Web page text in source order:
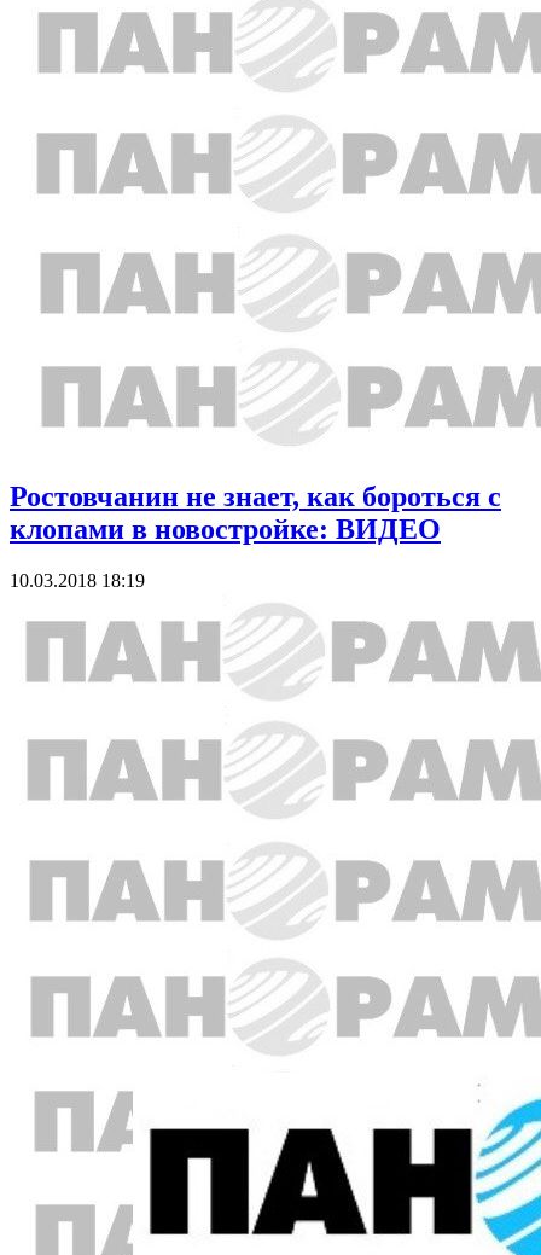
Ростовчанин не знает, как бороться с
клопами в новостройке: ВИДЕО
10.03.2018 18:19